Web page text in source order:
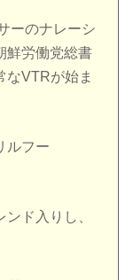
ーのナレーシ
鮮労働党総書
なVTRが始ま
ルフー
ド入りし、